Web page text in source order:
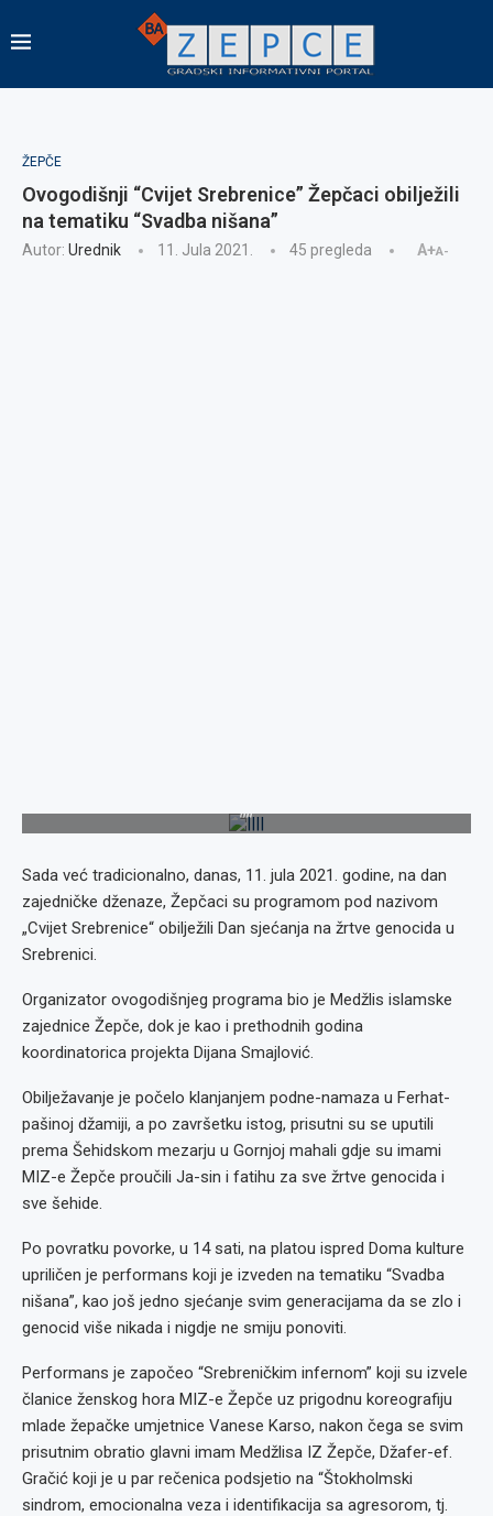
ŽEPČE
Ovogodišnji “Cvijet Srebrenice” Žepčaci obilježili
na tematiku “Svadba nišana”
Autor: Urednik 11. Jula 2021. 45 pregleda A+A-
||||
Sada već tradicionalno, danas, 11. jula 2021. godine, na dan
zajedničke dženaze, Žepčaci su programom pod nazivom
„Cvijet Srebrenice“ obilježili Dan sjećanja na žrtve genocida u
Srebrenici.
Organizator ovogodišnjeg programa bio je Medžlis islamske
zajednice Žepče, dok je kao i prethodnih godina
koordinatorica projekta Dijana Smajlović.
Obilježavanje je počelo klanjanjem podne-namaza u Ferhat-
pašinoj džamiji, a po završetku istog, prisutni su se uputili
prema Šehidskom mezarju u Gornjoj mahali gdje su imami
MIZ-e Žepče proučili Ja-sin i fatihu za sve žrtve genocida i
sve šehide.
Po povratku povorke, u 14 sati, na platou ispred Doma kulture
upriličen je performans koji je izveden na tematiku “Svadba
nišana”, kao još jedno sjećanje svim generacijama da se zlo i
genocid više nikada i nigdje ne smiju ponoviti.
Performans je započeo “Srebreničkim infernom” koji su izvele
članice ženskog hora MIZ-e Žepče uz prigodnu koreografiju
mlade žepačke umjetnice Vanese Karso, nakon čega se svim
prisutnim obratio glavni imam Medžlisa IZ Žepče, Džafer-ef.
Gračić koji je u par rečenica podsjetio na “Štokholmski
sindrom, emocionalna veza i identifikacija sa agresorom, tj.